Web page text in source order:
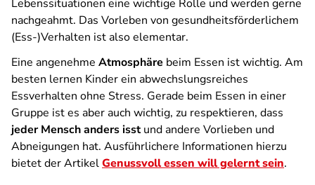
Lebenssituationen eine wichtige Rolle und werden gerne
nachgeahmt. Das Vorleben von gesundheitsförderlichem
(Ess-)Verhalten ist also elementar.
Eine angenehme Atmosphäre beim Essen ist wichtig. Am
besten lernen Kinder ein abwechslungsreiches
Essverhalten ohne Stress. Gerade beim Essen in einer
Gruppe ist es aber auch wichtig, zu respektieren, dass
jeder Mensch anders isstund andere Vorlieben und
Abneigungen hat. Ausführlichere Informationen hierzu
bietet der ArtikelGenussvoll essen will gelernt sein.